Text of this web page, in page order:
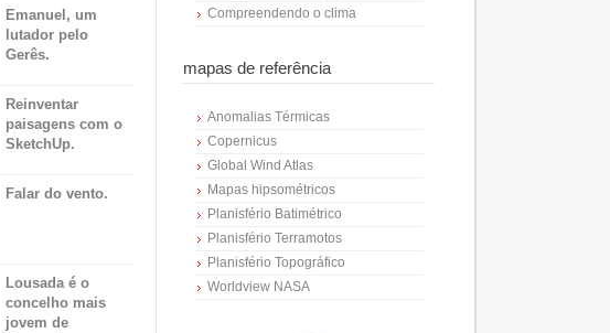
Emanuel, um
lutador pelo
Gerês.
Reinventar
paisagens com o
SketchUp.
Falar do vento.
Lousada é o
concelho mais
jovem de
Compreendendo o clima
mapas de referência
Anomalias Térmicas
Copernicus
Global Wind Atlas
Mapas hipsométricos
Planisfério Batimétrico
Planisfério Terramotos
Planisfério Topográfico
Worldview NASA